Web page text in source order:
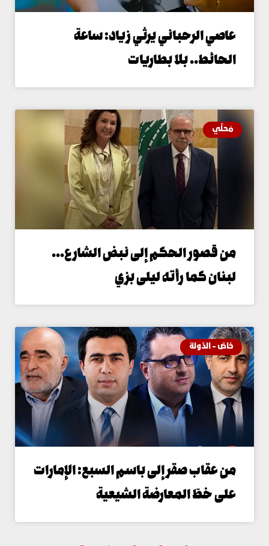
الرحباني يرثي زياد: ساعة
بلا بطاريات
قصور الحكم إلى نبض الشارع…
كما رأته ليلى بزي
- الدّولة
عقاب صقر إلى باسم السبع: الإمارات
خطّ المعارضة الشيعية